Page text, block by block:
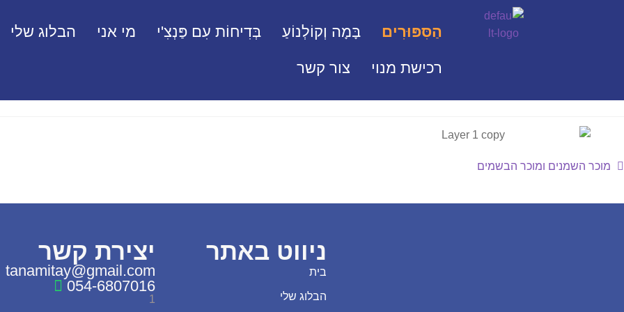
הַסִּפּוּרִים בָּמָה וְקוֹלְנוֹעַ בְּדִיחוֹת עִם פַּנְצִ'י מי אני הבלוג שלי
רכישת מנוי צור קשר
מוכר השמנים ומוכר הבשמים
ניווט באתר
בית
הבלוג שלי
יצירת קשר
tanamitay@gmail.com
054-6807016
1